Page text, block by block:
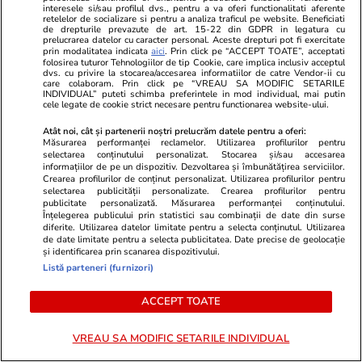
Cum să gătești în 2 ore pentru
toată săptămâna – 5 idei de
mese pentru 7 zile
Lifestyle 21 iul.
Ghidul udării corecte pe timp de
caniculă: când, cât şi cum udăm
plantele
Lifestyle 15 iul.
interesele si/sau profilul dvs., pentru a va oferi functionalitati aferente
retelelor de socializare si pentru a analiza traficul pe website. Beneficiati
de drepturile prevazute de art. 15-22 din GDPR in legatura cu
prelucrarea datelor cu caracter personal. Aceste drepturi pot fi exercitate
prin modalitatea indicataaici. Prin click pe “ACCEPT TOATE”, acceptati
folosirea tuturor Tehnologiilor de tip Cookie, care implica inclusiv acceptul
dvs. cu privire la stocarea/accesarea informatiilor de catre Vendor-ii cu
care colaboram. Prin click pe “VREAU SA MODIFIC SETARILE
INDIVIDUAL” puteti schimba preferintele in mod individual, mai putin
cele legate de cookie strict necesare pentru functionarea website-ului.
Atât noi, cât și partenerii noștri prelucrăm datele pentru a oferi:
Măsurarea performanței reclamelor. Utilizarea profilurilor pentru
selectarea conținutului personalizat. Stocarea și/sau accesarea
informațiilor de pe un dispozitiv. Dezvoltarea și îmbunătățirea serviciilor.
Crearea profilurilor de conținut personalizat. Utilizarea profilurilor pentru
selectarea publicității personalizate. Crearea profilurilor pentru
publicitate personalizată. Măsurarea performanței conținutului.
Înțelegerea publicului prin statistici sau combinații de date din surse
diferite. Utilizarea datelor limitate pentru a selecta conținutul. Utilizarea
de date limitate pentru a selecta publicitatea. Date precise de geolocație
și identificarea prin scanarea dispozitivului.
Listă parteneri (furnizori)
ACCEPT TOATE
VREAU SA MODIFIC SETARILE INDIVIDUAL